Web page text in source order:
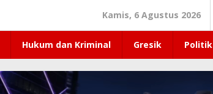
Kamis, 6 Agustus 2026
Hukum dan Kriminal Gresik Politik